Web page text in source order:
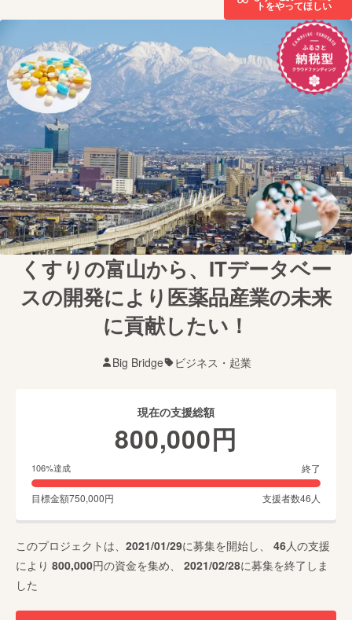
トをやってほしい
くすりの富山から、ITデータベー
スの開発により医薬品産業の未来
に貢献したい！
Big Bridge ビジネス・起業
現在の支援総額
800,000円
106%達成 終了
目標金額750,000円 支援者数46 人
このプロジェクトは、 2021/01/29に募集を開始し、 46人の支援
により 800,000円の資金を集め、 2021/02/28に募集を終了しま
した